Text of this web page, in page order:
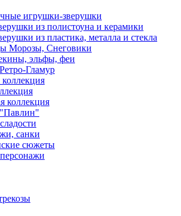
игрушки-зверушки
из полистоуна и керамики
из пластика, металла и стекла
Морозы, Снеговики
эльфы, феи
Гламур
коллекция
санки
сюжеты